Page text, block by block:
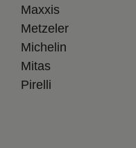
Maxxis
Metzeler
Michelin
Mitas
Pirelli